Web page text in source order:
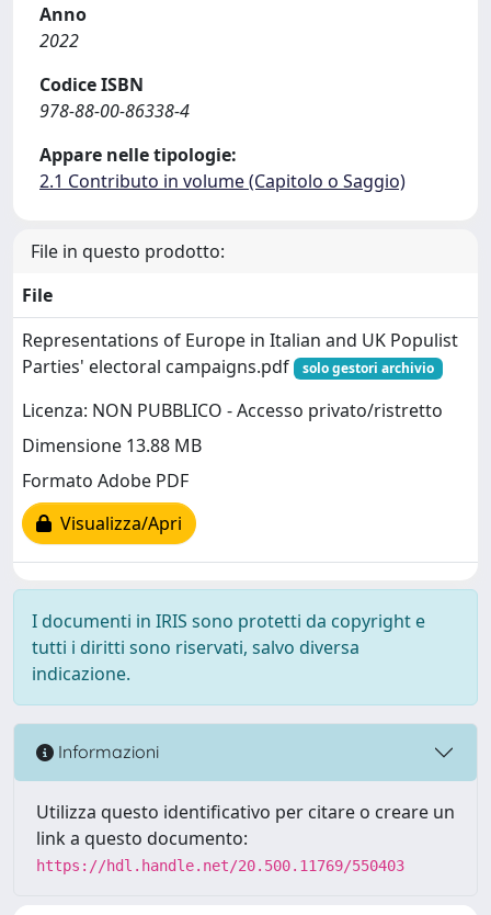
Anno
2022
Codice ISBN
978-88-00-86338-4
Appare nelle tipologie:
2.1 Contributo in volume (Capitolo o Saggio)
File in questo prodotto:
File
Representations of Europe in Italian and UK Populist
Parties' electoral campaigns.pdf
solo gestori archivio
Licenza: NON PUBBLICO - Accesso privato/ristretto
Dimensione 13.88 MB
Formato Adobe PDF
Visualizza/Apri
I documenti in IRIS sono protetti da copyright e
tutti i diritti sono riservati, salvo diversa
indicazione.
Informazioni
Utilizza questo identificativo per citare o creare un
link a questo documento:
https://hdl.handle.net/20.500.11769/550403